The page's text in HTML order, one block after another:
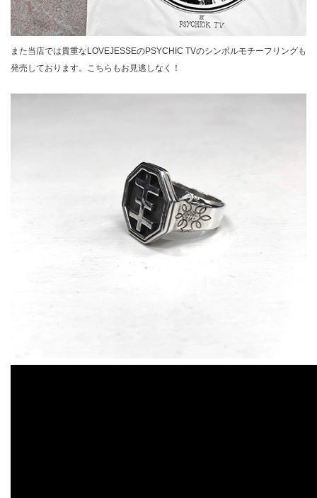
また当店では貴重なLOVEJESSEのPSYCHIC TVのシンボルモチーフリングも
発売しております。こちらもお見逃しなく！